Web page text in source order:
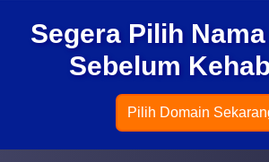
Segera Pilih
Sebelum
Pilih Domain